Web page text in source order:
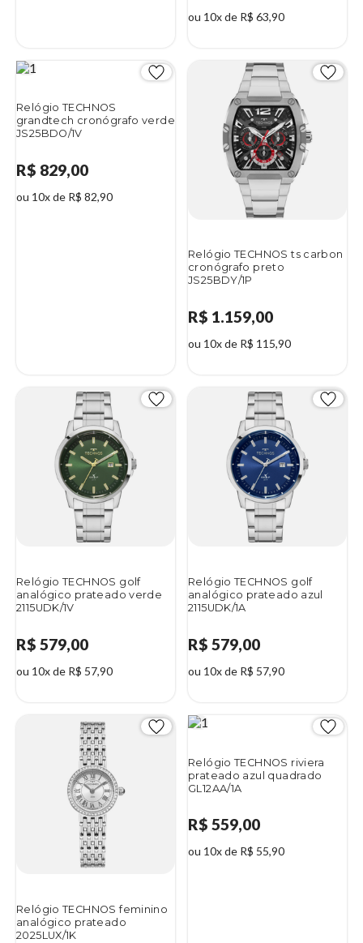
ou 10x de R$ 63,90
Relógio TECHNOS
grandtech cronógrafo verde
JS25BDO/1V
R$ 829,00
ou 10x de R$ 82,90
Relógio TECHNOS ts carbon
cronógrafo preto
JS25BDY/1P
R$ 1.159,00
ou 10x de R$ 115,90
Relógio TECHNOS golf
analógico prateado verde
2115UDK/1V
R$ 579,00
ou 10x de R$ 57,90
Relógio TECHNOS golf
analógico prateado azul
2115UDK/1A
R$ 579,00
ou 10x de R$ 57,90
Relógio TECHNOS feminino
analógico prateado
2025LUX/1K
Relógio TECHNOS riviera
prateado azul quadrado
GL12AA/1A
R$ 559,00
ou 10x de R$ 55,90